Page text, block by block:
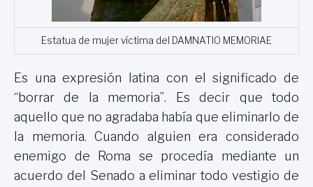
Estatua de mujer víctima del DAMNATIO MEMORIAE
Es una expresión latina con el significado de
“borrar de la memoria”. Es decir que todo
aquello que no agradaba había que eliminarlo de
la memoria. Cuando alguien era considerado
enemigo de Roma se procedía mediante un
acuerdo del Senado a eliminar todo vestigio de